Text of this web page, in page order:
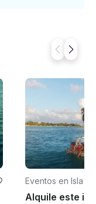
Eventos en Isla
res